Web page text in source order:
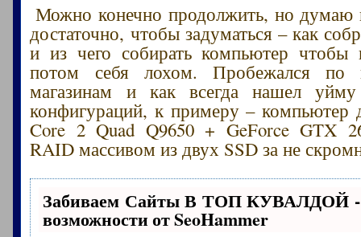
Можно конечно продолжить, но думаю
достаточно, чтобы задуматься – как
и из чего собирать компьютер чтобы
потом себя лохом. Пробежался по
магазинам и как всегда нашел уйму
конфигураций, к примеру – компьютер
Core 2 Quad Q9650 + GeForce GTX
RAID массивом из двух SSD за не
Забиваем Сайты В ТОП КУВАЛДОЙ -
возможности от SeoHammer